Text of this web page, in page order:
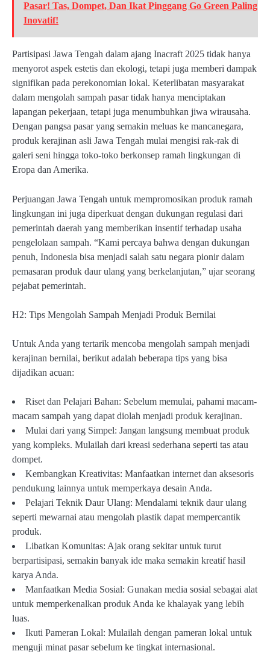
Pasar! Tas, Dompet, Dan Ikat Pinggang Go Green Paling
Inovatif!
Partisipasi Jawa Tengah dalam ajang Inacraft 2025 tidak hanya
menyorot aspek estetis dan ekologi, tetapi juga memberi dampak
signifikan pada perekonomian lokal. Keterlibatan masyarakat
dalam mengolah sampah pasar tidak hanya menciptakan
lapangan pekerjaan, tetapi juga menumbuhkan jiwa wirausaha.
Dengan pangsa pasar yang semakin meluas ke mancanegara,
produk kerajinan asli Jawa Tengah mulai mengisi rak-rak di
galeri seni hingga toko-toko berkonsep ramah lingkungan di
Eropa dan Amerika.
Perjuangan Jawa Tengah untuk mempromosikan produk ramah
lingkungan ini juga diperkuat dengan dukungan regulasi dari
pemerintah daerah yang memberikan insentif terhadap usaha
pengelolaan sampah. “Kami percaya bahwa dengan dukungan
penuh, Indonesia bisa menjadi salah satu negara pionir dalam
pemasaran produk daur ulang yang berkelanjutan,” ujar seorang
pejabat pemerintah.
H2: Tips Mengolah Sampah Menjadi Produk Bernilai
Untuk Anda yang tertarik mencoba mengolah sampah menjadi
kerajinan bernilai, berikut adalah beberapa tips yang bisa
dijadikan acuan:
Riset dan Pelajari Bahan: Sebelum memulai, pahami macam-
macam sampah yang dapat diolah menjadi produk kerajinan.
Mulai dari yang Simpel: Jangan langsung membuat produk
yang kompleks. Mulailah dari kreasi sederhana seperti tas atau
dompet.
Kembangkan Kreativitas: Manfaatkan internet dan aksesoris
pendukung lainnya untuk memperkaya desain Anda.
Pelajari Teknik Daur Ulang: Mendalami teknik daur ulang
seperti mewarnai atau mengolah plastik dapat mempercantik
produk.
Libatkan Komunitas: Ajak orang sekitar untuk turut
berpartisipasi, semakin banyak ide maka semakin kreatif hasil
karya Anda.
Manfaatkan Media Sosial: Gunakan media sosial sebagai alat
untuk memperkenalkan produk Anda ke khalayak yang lebih
luas.
Ikuti Pameran Lokal: Mulailah dengan pameran lokal untuk
menguji minat pasar sebelum ke tingkat internasional.